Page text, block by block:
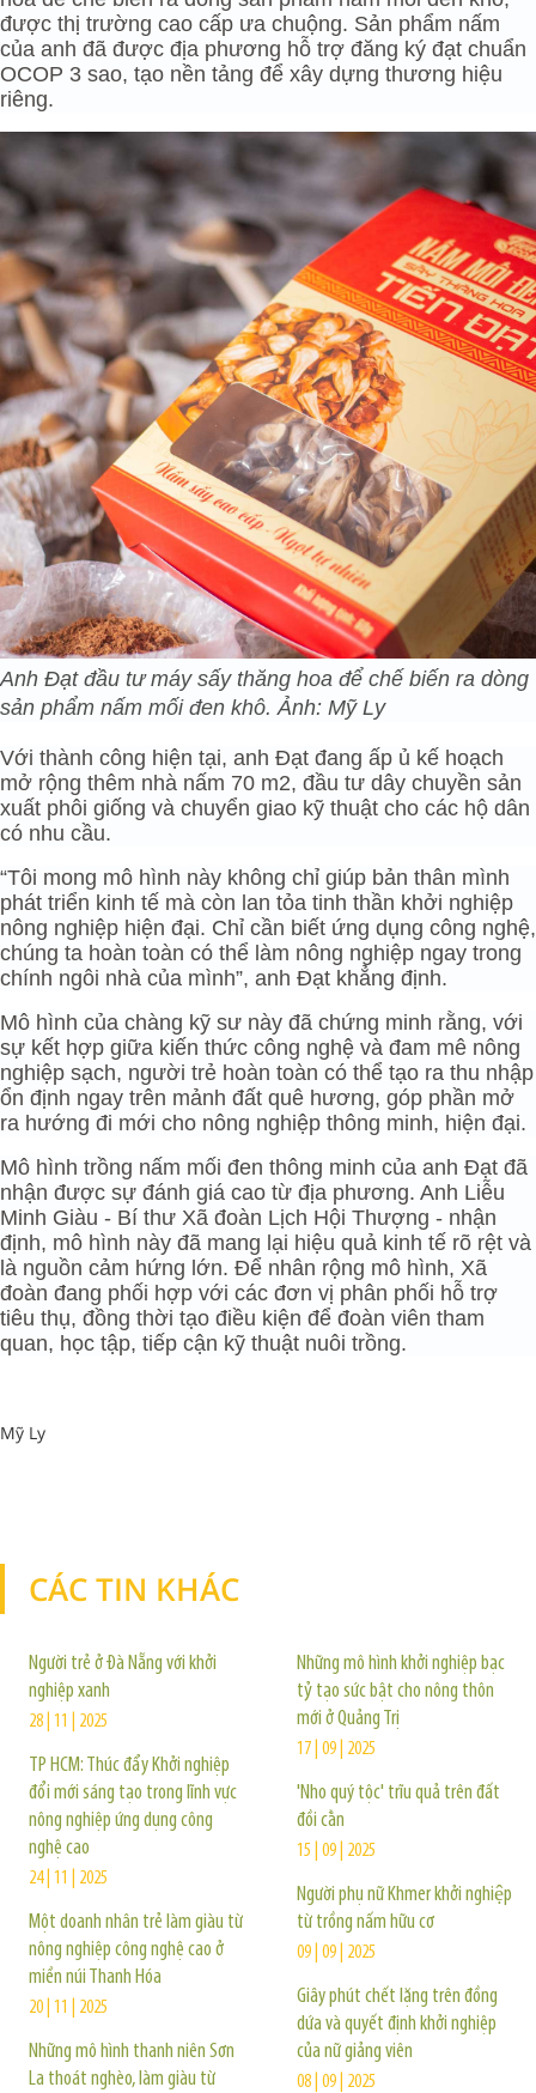
được thị trường cao cấp ưa chuộng. Sản phẩm nấm
của anh đã được địa phương hỗ trợ đăng ký đạt chuẩn
OCOP 3 sao, tạo nền tảng để xây dựng thương hiệu
riêng.
Anh Đạt đầu tư máy sấy thăng hoa để chế biến ra dòng
sản phẩm nấm mối đen khô. Ảnh: Mỹ Ly
Với thành công hiện tại, anh Đạt đang ấp ủ kế hoạch
mở rộng thêm nhà nấm 70 m2, đầu tư dây chuyền sản
xuất phôi giống và chuyển giao kỹ thuật cho các hộ dân
có nhu cầu.
“Tôi mong mô hình này không chỉ giúp bản thân mình
phát triển kinh tế mà còn lan tỏa tinh thần khởi nghiệp
nông nghiệp hiện đại. Chỉ cần biết ứng dụng công nghệ,
chúng ta hoàn toàn có thể làm nông nghiệp ngay trong
chính ngôi nhà của mình”, anh Đạt khẳng định.
Mô hình của chàng kỹ sư này đã chứng minh rằng, với
sự kết hợp giữa kiến thức công nghệ và đam mê nông
nghiệp sạch, người trẻ hoàn toàn có thể tạo ra thu nhập
ổn định ngay trên mảnh đất quê hương, góp phần mở
ra hướng đi mới cho nông nghiệp thông minh, hiện đại.
Mô hình trồng nấm mối đen thông minh của anh Đạt đã
nhận được sự đánh giá cao từ địa phương. Anh Liễu
Minh Giàu - Bí thư Xã đoàn Lịch Hội Thượng - nhận
định, mô hình này đã mang lại hiệu quả kinh tế rõ rệt và
là nguồn cảm hứng lớn. Để nhân rộng mô hình, Xã
đoàn đang phối hợp với các đơn vị phân phối hỗ trợ
tiêu thụ, đồng thời tạo điều kiện để đoàn viên tham
quan, học tập, tiếp cận kỹ thuật nuôi trồng.
Mỹ Ly
CÁC TIN KHÁC
Người trẻ ở Đà Nẵng với khởi
nghiệp xanh
28 | 11 | 2025
TP HCM: Thúc đẩy Khởi nghiệp
đổi mới sáng tạo trong lĩnh vực
nông nghiệp ứng dụng công
nghệ cao
24 | 11 | 2025
Một doanh nhân trẻ làm giàu từ
nông nghiệp công nghệ cao ở
miền núi Thanh Hóa
20 | 11 | 2025
Những mô hình thanh niên Sơn
La thoát nghèo, làm giàu từ
Những mô hình khởi nghiệp bạc
tỷ tạo sức bật cho nông thôn
mới ở Quảng Trị
17 | 09 | 2025
'Nho quý tộc' trĩu quả trên đất
đồi cằn
15 | 09 | 2025
Người phụ nữ Khmer khởi nghiệp
từ trồng nấm hữu cơ
09 | 09 | 2025
Giây phút chết lặng trên đồng
dứa và quyết định khởi nghiệp
của nữ giảng viên
08 | 09 | 2025